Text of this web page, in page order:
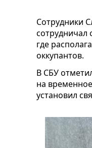
Сотрудники
сотрудничал
где
оккупантов.
В СБУ
на
установил